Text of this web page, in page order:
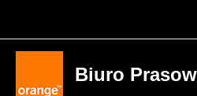
Biuro